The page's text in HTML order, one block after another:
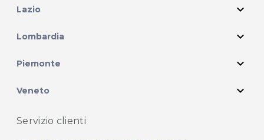
Lazio expand_more
Lombardia expand_more
Piemonte expand_more
Veneto expand_more
Servizio clienti